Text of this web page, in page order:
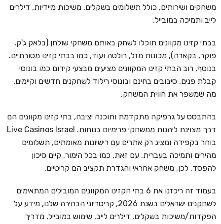
משחקים ושירותים, כולל תשלומים בשקלים, משיכות מיידיות, דילרים
לייב ותמיכה במובייל.
בבתי קזינו מקוונים תוכלו לשחק באותם משחקי שולחן (בלאק ג'ק,
פוקר, בקארה), מכונות מזל, רולטה ועוד, כמו בבתי קזינו מסורתיים.
בנוסף, רוב הבתי קזינו המקוונים מציעים מבצעי קידום כמו בונוסי
קבלת פנים, סיבובים בחינם ובונוסי רילוד לשחקנים חדשים וקיימים,
מה שמשפר את חווית המשחק.
בהתבסס על גרפיקה מתקדמת ותוכנה יציבה, בתי קזינו מקוונים הם
דרך מצוינת ליהנות ממשחקי פרימיום בנוחות. Live Casinos Israel
בוחר בקפידה ומציג רק אתרים עם רישיונות מאומתים, תשלומים
מהירים ותמיכה בעברית. עם זאת, כמו בכל הימור, קיים סיכון
להפסד. לכן, משחק אחראי והגדרת תקציב הם קריטיים.
בעמוד זה ריכזנו את 6 בתי הקזינו המקוונים המובילים המתאימים
לשחקנים ישראלים בשנת 2026, קריטריוני הבחירה שלנו, מידע על
הפקדות/משיכות בשקלים, דילרים לייב, שימוש במובייל, מדריך